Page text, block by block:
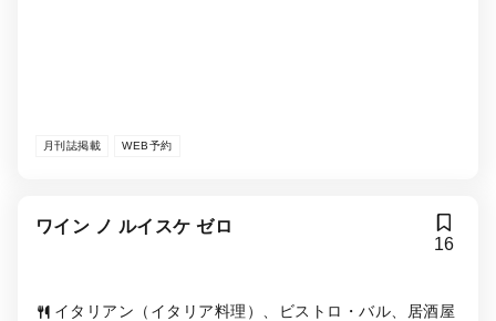
月刊誌掲載 WEB予約
ワイン ノ ルイスケ ゼロ
16
イタリアン（イタリア料理）、ビストロ・バル、居酒屋